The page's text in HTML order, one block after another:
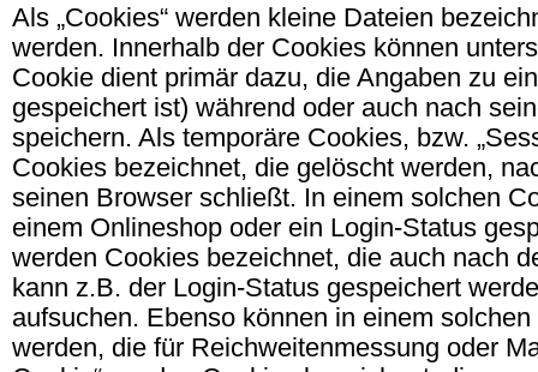
Als „Cookies“ werden kleine Dateien
werden. Innerhalb der Cookies können
Cookie dient primär dazu, die Angaben zu
gespeichert ist) während oder auch nach
speichern. Als temporäre Cookies, bzw.
Cookies bezeichnet, die gelöscht werden,
seinen Browser schließt. In einem solchen
einem Onlineshop oder ein Login-Status
werden Cookies bezeichnet, die auch nach
kann z.B. der Login-Status gespeichert
aufsuchen. Ebenso können in einem
werden, die für Reichweitenmessung oder